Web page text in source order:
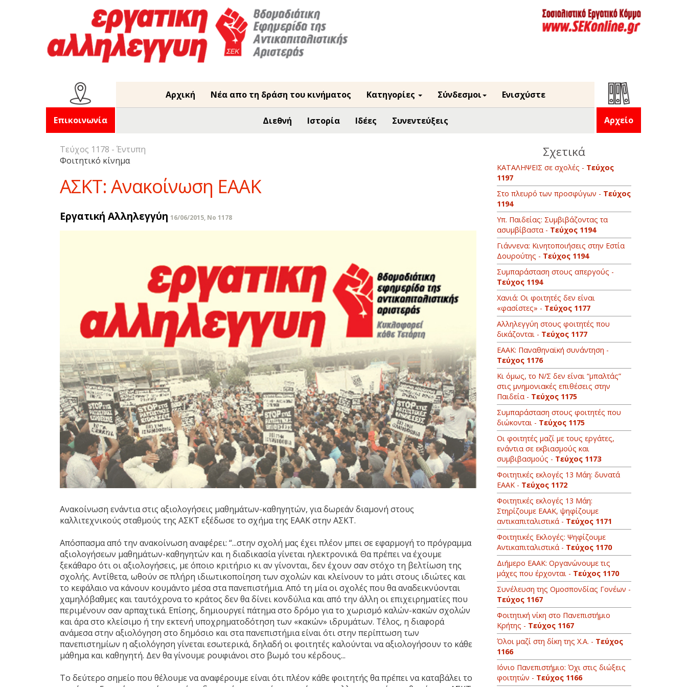
Επικοινωνία
Αρχική Νέα απο τη δράση του κινήματος Κατηγορίες Σύνδεσμοι Ενισχύστε
Διεθνή Ιστορία Ιδέες Συνεντεύξεις Αρχείο
Τεύχος 1178 - Έντυπη
Φοιτητικό κίνημα
ΑΣΚΤ: Ανακοίνωση ΕΑΑΚ
Εργατική Αλληλεγγύη 16/06/2015, No 1178
Ανακοίνωση ενάντια στις αξιολογήσεις μαθημάτων-καθηγητών, για δωρεάν διαμονή στους
καλλιτεχνικούς σταθμούς της ΑΣΚΤ εξέδωσε το σχήμα της ΕΑΑΚ στην ΑΣΚΤ.
Απόσπασμα από την ανακοίνωση αναφέρει: “...στην σχολή μας έχει πλέον μπει σε εφαρμογή το πρόγραμμα
αξιολογήσεων μαθημάτων-καθηγητών και η διαδικασία γίνεται ηλεκτρονικά. Θα πρέπει να έχουμε
ξεκάθαρο ότι οι αξιολογήσεις, με όποιο κριτήριο κι αν γίνονται, δεν έχουν σαν στόχο τη βελτίωση της
σχολής. Αντίθετα, ωθούν σε πλήρη ιδιωτικοποίηση των σχολών και κλείνουν το μάτι στους ιδιώτες και
το κεφάλαιο να κάνουν κουμάντο μέσα στα πανεπιστήμια. Από τη μία οι σχολές που θα αναδεικνύονται
χαμηλόβαθμες και ταυτόχρονα το κράτος δεν θα δίνει κονδύλια και από την άλλη οι επιχειρηματίες που
περιμένουν σαν αρπαχτικά. Επίσης, δημιουργεί πάτημα στο δρόμο για το χωρισμό καλών-κακών σχολών
και άρα στο κλείσιμο ή την εκτενή υποχρηματοδότηση των «κακών» ιδρυμάτων. Τέλος, η διαφορά
ανάμεσα στην αξιολόγηση στο δημόσιο και στα πανεπιστήμια είναι ότι στην περίπτωση των
πανεπιστημίων η αξιολόγηση γίνεται εσωτερικά, δηλαδή οι φοιτητές καλούνται να αξιολογήσουν το κάθε
μάθημα και καθηγητή. Δεν θα γίνουμε ρουφιάνοι στο βωμό του κέρδους...
Το δεύτερο σημείο που θέλουμε να αναφέρουμε είναι ότι πλέον κάθε φοιτητής θα πρέπει να καταβάλει το
Σχετικά
ΚΑΤΑΛΗΨΕΙΣ σε σχολές - Τεύχος
1197
Στο πλευρό των προσφύγων - Τεύχος
1194
Υπ. Παιδείας: Συμβιβάζοντας τα
ασυμβίβαστα - Τεύχος 1194
Γιάννενα: Κινητοποιήσεις στην Εστία
Δουρούτης - Τεύχος 1194
Συμπαράσταση στους απεργούς -
Τεύχος 1194
Χανιά: Oι φοιτητές δεν είναι
«φασίστες» - Τεύχος 1177
Αλληλεγγύη στους φοιτητές που
δικάζονται - Τεύχος 1177
ΕΑΑΚ: Παναθηναϊκή συνάντηση -
Τεύχος 1176
Κι όμως, το Ν/Σ δεν είναι “μπαλτάς”
στις μνημονιακές επιθέσεις στην
Παιδεία - Τεύχος 1175
Συμπαράσταση στους φοιτητές που
διώκονται - Τεύχος 1175
Οι φοιτητές μαζί με τους εργάτες,
ενάντια σε εκβιασμούς και
συμβιβασμούς - Τεύχος 1173
Φοιτητικές εκλογές 13 Μάη: δυνατά
ΕΑΑΚ - Τεύχος 1172
Φοιτητικές εκλογές 13 Mάη:
Στηρίζουμε ΕΑΑΚ, ψηφίζουμε
αντικαπιταλιστικά - Τεύχος 1171
Φοιτητικές Εκλογές: Ψηφίζουμε
Αντικαπιταλιστικά - Τεύχος 1170
Διήμερο ΕΑΑΚ: Οργανώνουμε τις
μάχες που έρχονται - Τεύχος 1170
Συνέλευση της Ομοσπονδίας Γονέων -
Τεύχος 1167
Φοιτητική νίκη στο Πανεπιστήμιο
Κρήτης - Τεύχος 1167
Όλοι μαζί στη δίκη της Χ.Α. - Τεύχος
1166
Ιόνιο Πανεπιστήμιο: Όχι στις διώξεις
φοιτητών - Τεύχος 1166